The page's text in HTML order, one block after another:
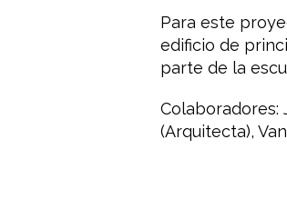
Para este
edificio de
parte de la
Colaboradores:
(Arquitecta),